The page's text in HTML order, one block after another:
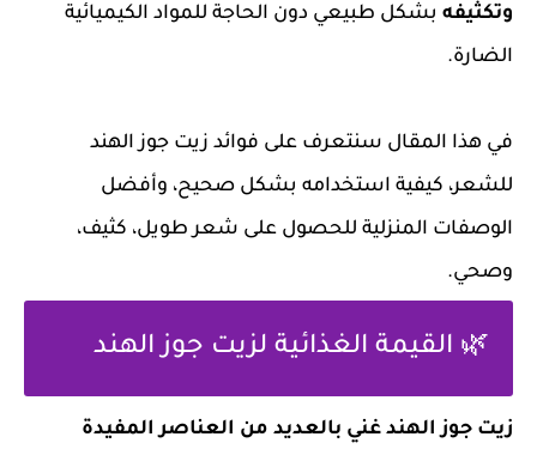
وتكثيفه بشكل طبيعي دون الحاجة للمواد الكيميائية
الضارة.
في هذا المقال سنتعرف على فوائد زيت جوز الهند
للشعر، كيفية استخدامه بشكل صحيح، وأفضل
الوصفات المنزلية للحصول على شعر طويل، كثيف،
وصحي.
🌿 القيمة الغذائية لزيت جوز الهند
زيت جوز الهند غني بالعديد من العناصر المفيدة